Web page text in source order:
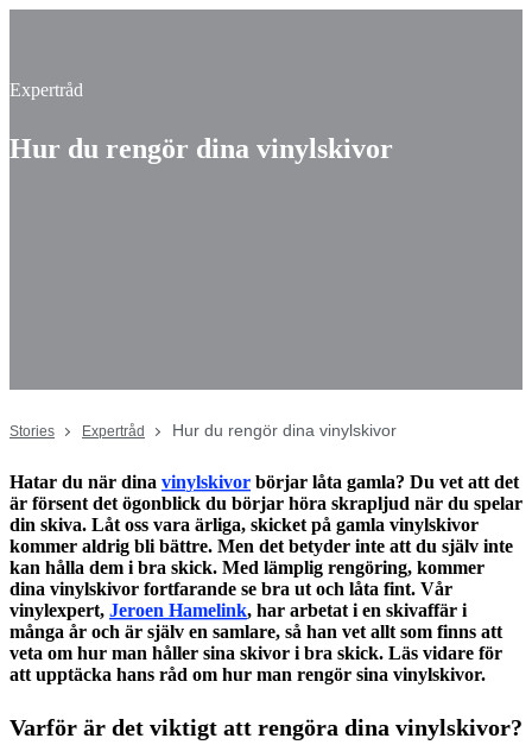
Expertråd
Hur du rengör dina vinylskivor
Stories Expertråd Hur du rengör dina vinylskivor
Hatar du när dina vinylskivor börjar låta gamla? Du vet att det
är försent det ögonblick du börjar höra skrapljud när du spelar
din skiva. Låt oss vara ärliga, skicket på gamla vinylskivor
kommer aldrig bli bättre. Men det betyder inte att du själv inte
kan hålla dem i bra skick. Med lämplig rengöring, kommer
dina vinylskivor fortfarande se bra ut och låta fint. Vår
vinylexpert, Jeroen Hamelink, har arbetat i en skivaffär i
många år och är själv en samlare, så han vet allt som finns att
veta om hur man håller sina skivor i bra skick. Läs vidare för
att upptäcka hans råd om hur man rengör sina vinylskivor.
Varför är det viktigt att rengöra dina vinylskivor?